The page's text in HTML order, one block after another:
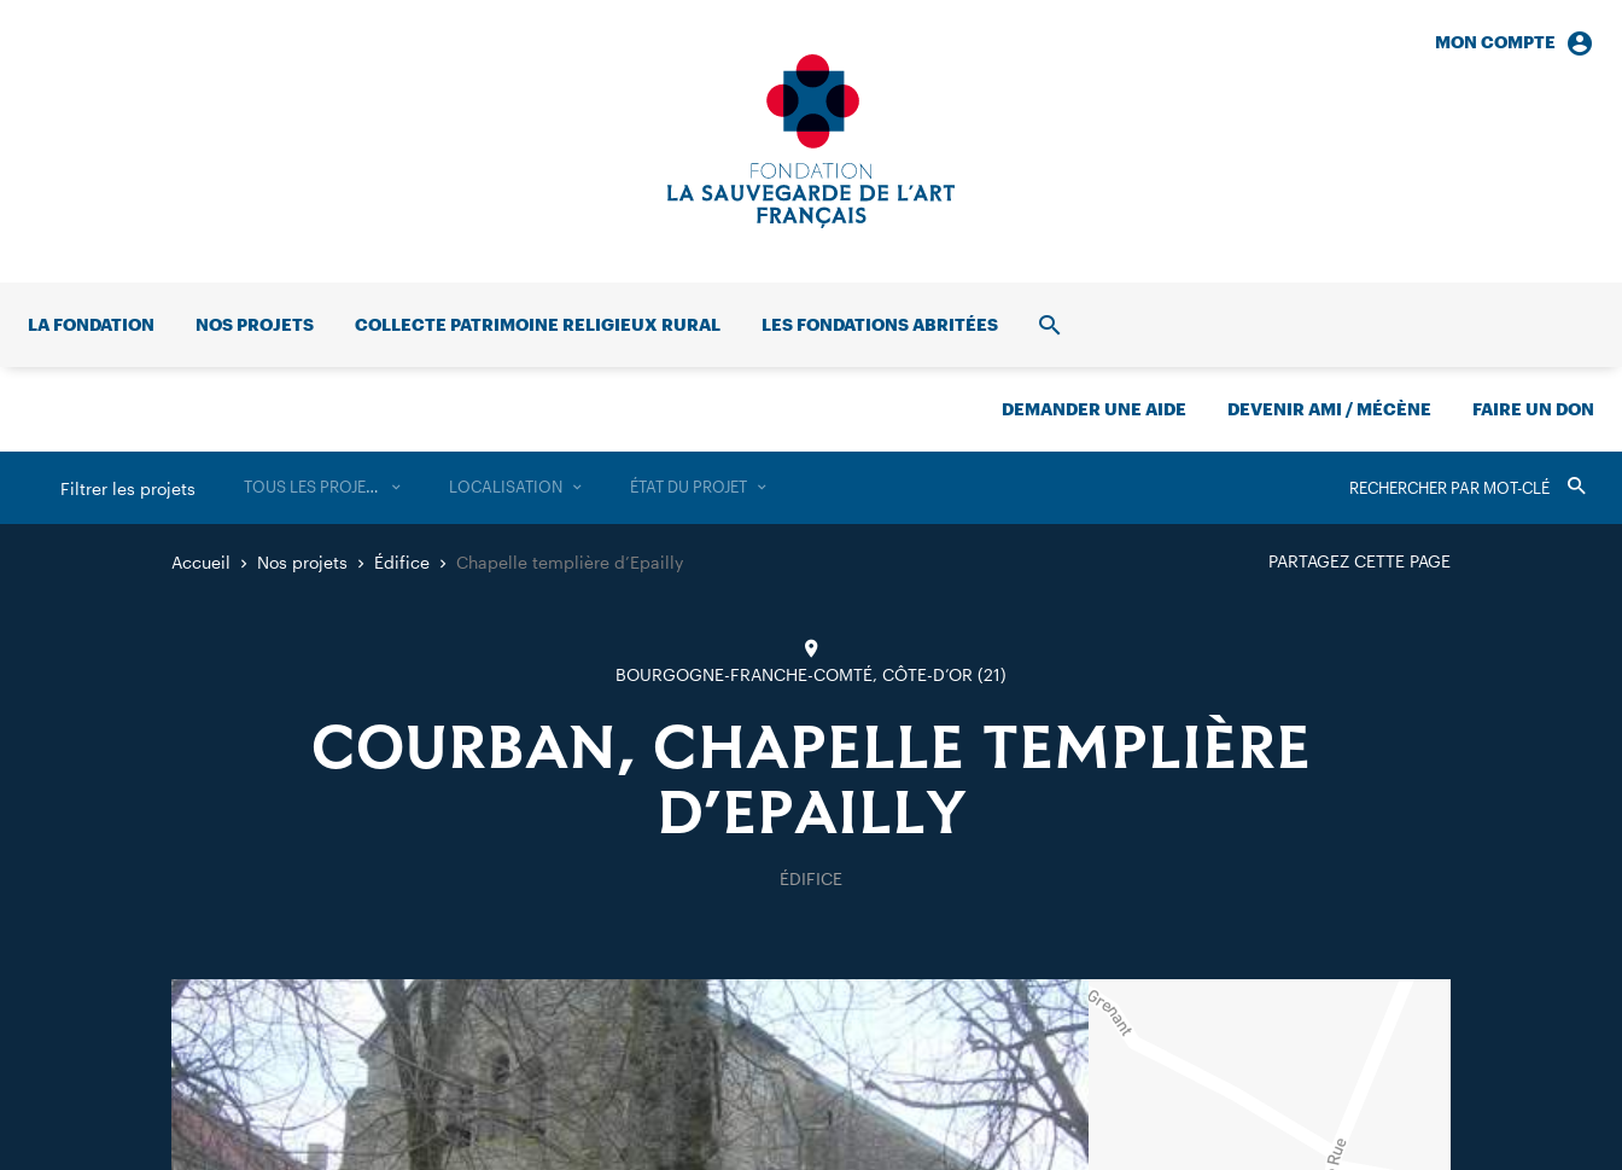
MON COMPTE
LA FONDATION NOS PROJETS COLLECTE PATRIMOINE RELIGIEUX RURAL LES FONDATIONS ABRITÉES RECHERCHE
DEMANDER UNE AIDE DEVENIR AMI / MÉCÈNE FAIRE UN DON
Filtrer les projets
Valider
TOUS LES PROJETS LOCALISATION ÉTAT DU PROJET
PARTAGEZ CETTE PAGE
Accueil Nos projets Édifice Chapelle templière d’Epailly
BOURGOGNE-FRANCHE-COMTÉ, CÔTE-D’OR (21)
COURBAN, CHAPELLE TEMPLIÈRE
D’EPAILLY
ÉDIFICE